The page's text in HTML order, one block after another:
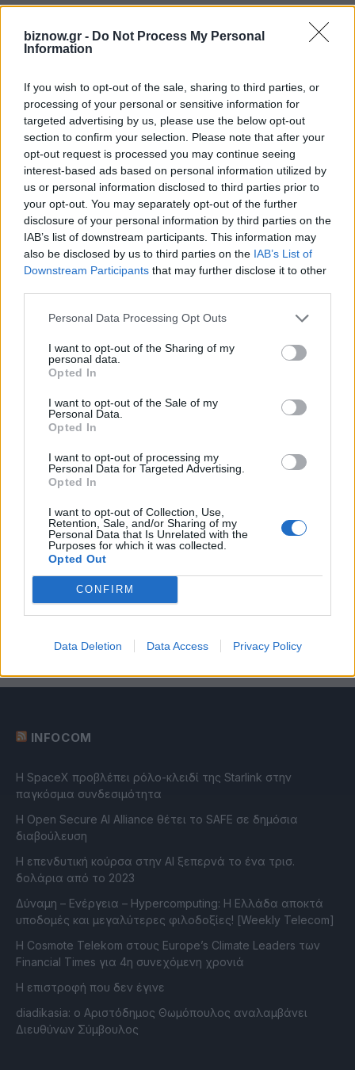
biznow.gr - Do Not Process My Personal
Information
If you wish to opt-out of the sale, sharing to third parties, or
processing of your personal or sensitive information for
targeted advertising by us, please use the below opt-out
section to confirm your selection. Please note that after your
opt-out request is processed you may continue seeing
interest-based ads based on personal information utilized by
us or personal information disclosed to third parties prior to
your opt-out. You may separately opt-out of the further
disclosure of your personal information by third parties on the
IAB’s list of downstream participants. This information may
also be disclosed by us to third parties on the IAB’s List of
Downstream Participants that may further disclose it to other
Personal Data Processing Opt Outs
I want to opt-out of the Sharing of my
personal data.
Opted In
I want to opt-out of the Sale of my
Personal Data.
Opted In
I want to opt-out of processing my
Personal Data for Targeted Advertising.
Opted In
I want to opt-out of Collection, Use,
Retention, Sale, and/or Sharing of my
Personal Data that Is Unrelated with the
Purposes for which it was collected.
Opted Out
CONFIRM
Data Deletion Data Access Privacy Policy
ΤΕΛΕΥΤΑΊΑ ΝΈΑ
Ανθεκτική η ελληνική οικονομία παρά
τις γεωπολιτικές πιέσεις
7 Αυγούστου 2026
Κατά 38,2% αυξήθηκαν οι κρατικές
πιστώσεις R&D στην Ελλάδα από το
7 Αυγούστου 2026
Κεντρικός ο ρόλος των ΜμΕ στην
ευρωπαϊκή άμυνα, αλλά τα εμπόδια
παραμένουν
7 Αυγούστου 2026
Νέους κανόνες για τουριστικές
7 Αυγούστου 2026
AEGEAN: Εξυπηρέτησε για πρώτη
φορά περισσοτέρους από 2
2026
6 Αυγούστου 2026
Lidl Ελλάς: Διεθνώς αναγνωρισμένα
κρασιά στην κορυφαία σχέση
ποιότητας-τιμής
INFOCOM
Η SpaceX προβλέπει ρόλο-κλειδί της Starlink στην
παγκόσμια συνδεσιμότητα
Η Open Secure AI Alliance θέτει το SAFE σε δημόσια
διαβούλευση
Η επενδυτική κούρσα στην AI ξεπερνά το ένα τρισ.
δολάρια από το 2023
Δύναμη – Ενέργεια – Ηypercomputing: Η Ελλάδα αποκτά
υποδομές και μεγαλύτερες φιλοδοξίες! [Weekly Telecom]
Η Cosmote Telekom στους Europe’s Climate Leaders των
Financial Times για 4η συνεχόμενη χρονιά
Η επιστροφή που δεν έγινε
diadikasia: ο Αριστόδημος Θωμόπουλος αναλαμβάνει
Διευθύνων Σύμβουλος